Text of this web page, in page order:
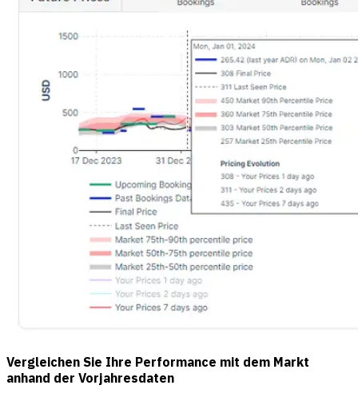
Vergleichen Sie Ihre Performance mit dem Markt
anhand der Vorjahresdaten